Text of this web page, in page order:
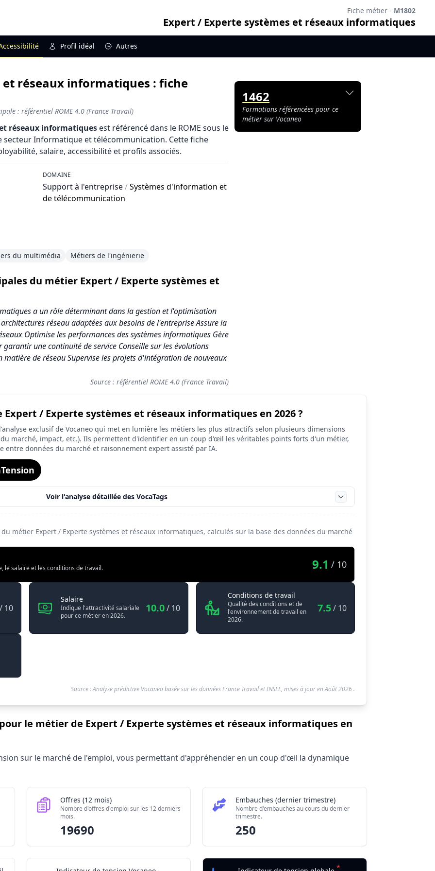
Fiche métier - M1802
Expert / Experte systèmes et réseaux informatiques
Profil idéal Autres
et réseaux informatiques : fiche
: référentiel ROME 4.0 (France Travail)
réseaux informatiques est référencé dans le ROME sous le
secteur Informatique et télécommunication. Cette fiche
salaire, accessibilité et profils associés.
DOMAINE
Support à l'entreprise/Systèmes d'information et
de télécommunication
du multimédia Métiers de l'ingénierie
du métier Expert / Experte systèmes et
a un rôle déterminant dans la gestion et l'optimisation
réseau adaptées aux besoins de l'entreprise Assure la
Optimise les performances des systèmes informatiques Gère
une continuité de service Conseille sur les évolutions
de réseau Supervise les projets d'intégration de nouveaux
Source : référentiel ROME 4.0 (France Travail)
1462
Formations référencées pour ce
métier sur Vocaneo
/ Experte systèmes et réseaux informatiques en 2026 ?
exclusif de Vocaneo qui met en lumière les métiers les plus attractifs selon plusieurs dimensions
marché, impact, etc.). Ils permettent d'identifier en un coup d'œil les véritables points forts d'un métier,
entre données du marché et raisonnement expert assisté par IA.
Voir l'analyse détaillée des VocaTags
métier Expert / Experte systèmes et réseaux informatiques, calculés sur la base des données du marché
le salaire et les conditions de travail. 9.1 / 10
systèmes et réseaux informatiques
Score (sur 10)
9.1
6.6
10.0
7.5
systèmes et réseaux informatiques
/ 10
SalaireExpert / Experte systèmes et réseaux informatiques
Indique l'attractivité salariale
pour ce métier en 2026.
10.0/ 10
Conditions de travailExpert / Experte systèmes et réseaux
Qualité des conditions et de
l'environnement de travail en
2026.
7.5/ 10
Source : Analyse prédictive Vocaneo basée sur les données France Travail et INSEE, mises à jour enAoût 2026.
le métier de Expert / Experte systèmes et réseaux informatiques en
et réseaux informatiques 2026
250
6.555/10
sur le marché de l'emploi, vous permettant d'appréhender en un coup d'œil la dynamique
Offres (12 mois)
Nombre d'offres d'emploi sur les 12 derniers
mois.
19690
Embauches (dernier trimestre)
Nombre d'embauches au cours du dernier
trimestre.
250
*